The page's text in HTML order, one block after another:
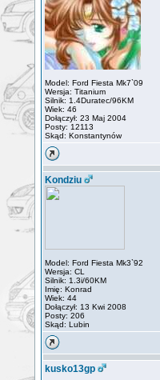
Model: Ford Fiesta Mk7`09
Wersja: Titanium
Silnik: 1.4Duratec/96KM
Wiek: 46
Dołączył: 23 Maj 2004
Posty: 12113
Skąd: Konstantynów
Kondziu
Model: Ford Fiesta Mk3`92
Wersja: CL
Silnik: 1.3i/60KM
Imię: Konrad
Wiek: 44
Dołączył: 13 Kwi 2008
Posty: 206
Skąd: Lubin
kusko13gp